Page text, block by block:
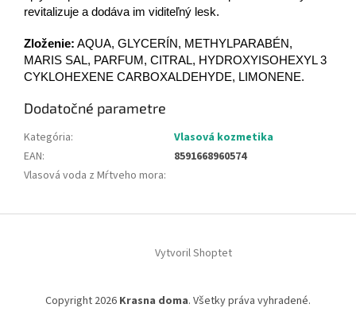
revitalizuje a dodáva im viditeľný lesk.
Zloženie: AQUA, GLYCERÍN, METHYLPARABÉN,
MARIS SAL, PARFUM, CITRAL, HYDROXYISOHEXYL 3
CYKLOHEXENE CARBOXALDEHYDE, LIMONENE.
Dodatočné parametre
Kategória:
Vlasová kozmetika
EAN:
8591668960574
Vlasová voda z Mŕtveho mora:
Vytvoril Shoptet
Copyright 2026 Krasna doma. Všetky práva vyhradené.